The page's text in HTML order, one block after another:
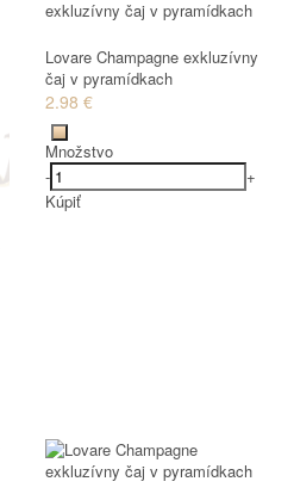
Lovare Champagne exkluzívny
čaj v pyramídkach
2.98 €
Množstvo
-
+
Kúpiť